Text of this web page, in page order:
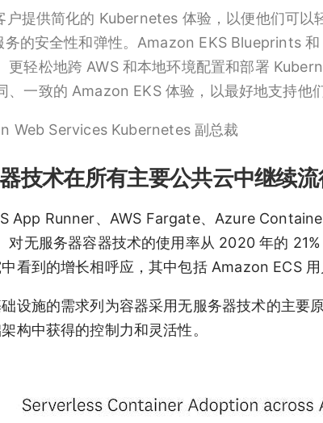
户提供简化的 Kubernetes 体验，以便他们可以
务的安全性和弹性。Amazon EKS Blueprints
更轻松地跨 AWS 和本地环境配置和部署
、一致的 Amazon EKS 体验，以最好地支持他
Web Services Kubernetes 副总裁
技术在所有主要公共云中继续
App Runner、AWS Fargate、Azure
对无服务器容器技术的使用率从 2020 年的
看到的增长相呼应，其中包括 Amazon ECS 用
设施的需求列为容器采用无服务器技术的主要
构中获得的控制力和灵活性。